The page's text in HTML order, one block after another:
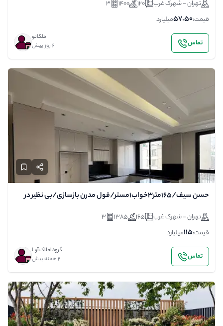
تهران - شهرک غرب 120
1400
3
قیمت:57.50میلیارد
تماس
ملکاتو
6 روز پیش
حسن سیف/۱۶۵متر۳خواب۱مستر/فول مدرن بازسازی/بی نظیر در
منطقه
تهران - شهرک غرب 165
1385
3
قیمت:115میلیارد
تماس
گروه املاک آریا
2 هفته پیش